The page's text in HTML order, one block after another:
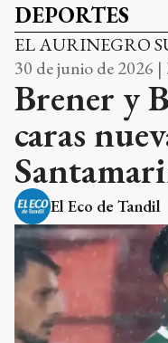
DEPORTES
EL AURINEGRO
30 de junio de 2026 |
Brener y
caras
El Eco de Tandil